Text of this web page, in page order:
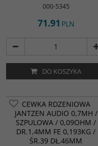
000-5345
71.91 PLN
DO KOSZYKA
CEWKA RDZENIOWA
JANTZEN AUDIO 0,7MH /
SZPULOWA / 0,09OHM /
DR.1,4MM FE 0,193KG /
ŚR.39 DŁ.46MM